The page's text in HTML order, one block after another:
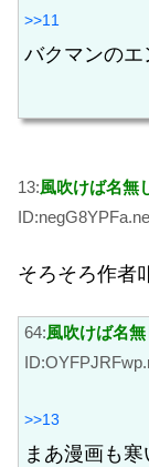
>>11
バクマンの
13:風吹けば名無
そろそろ作者
64:風吹けば名
>>13
まあ漫画も